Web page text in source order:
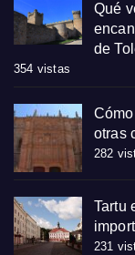
Qué
de
354 vistas
otras
282
Tartu
231